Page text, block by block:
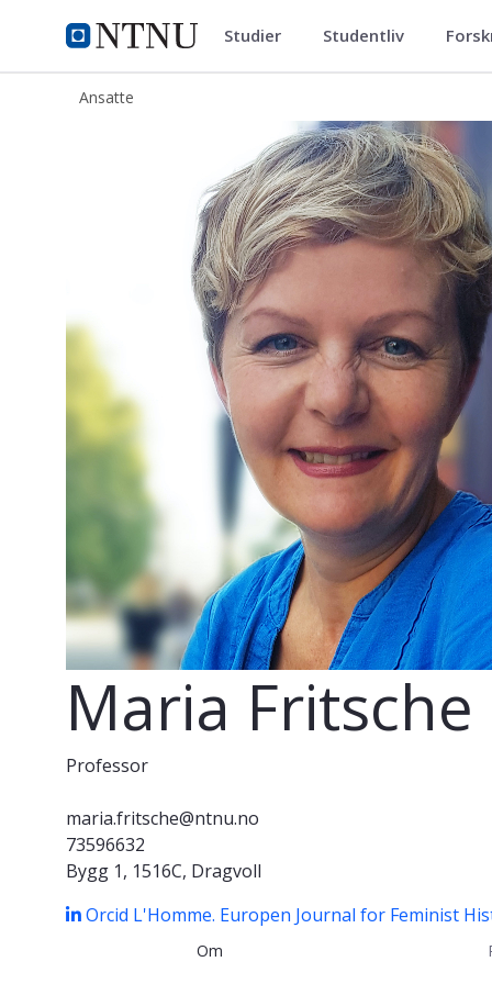
NTNU Hjemmeside
ntnu.no Studier Studentliv
Ansatte
Maria Fritsche
Professor
maria.fritsche@ntnu.no
73596632
Bygg 1, 1516C, Dragvoll
Orcid L'Homme. Europen Journal for Feminist
Om